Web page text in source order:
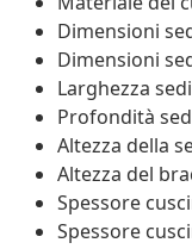
Dimensioni
Dimensioni
Larghezza
Profondità
Altezza della
Altezza del
Spessore
Spessore